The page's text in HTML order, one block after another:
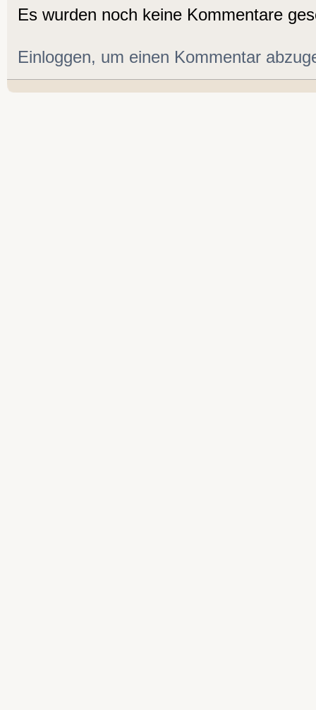
Es wurden noch keine Kommentare
Einloggen, um einen Kommentar